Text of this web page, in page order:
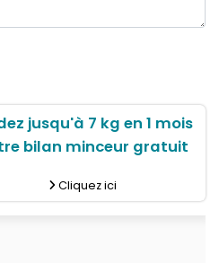
jusqu'à 7 kg en 1 mois
bilan minceur gratuit
Cliquez ici